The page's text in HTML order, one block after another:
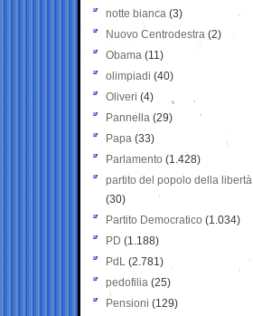
notte bianca (3)
Nuovo Centrodestra (2)
Obama (11)
olimpiadi (40)
Oliveri (4)
Pannella (29)
Papa (33)
Parlamento (1.428)
partito del popolo della libertà
(30)
Partito Democratico (1.034)
PD (1.188)
PdL (2.781)
pedofilia (25)
Pensioni (129)